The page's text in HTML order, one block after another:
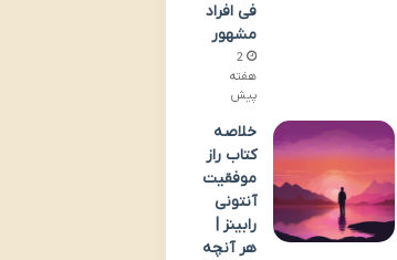
فی افراد
مشهور
2
هفته
پیش
خلاصه
کتاب راز
موفقیت
آنتونی
رابینز |
هر آنچه